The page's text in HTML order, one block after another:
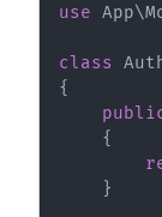
use App\
class
{
{
}